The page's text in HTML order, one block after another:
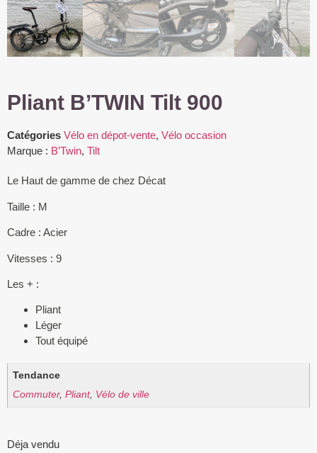
Pliant B’TWIN Tilt 900
Catégories Vélo en dépot-vente, Vélo occasion
Marque : B’Twin, Tilt
Le Haut de gamme de chez Décat
Taille : M
Cadre : Acier
Vitesses : 9
Les + :
Pliant
Léger
Tout équipé
Tendance
Commuter, Pliant, Vélo de ville
Déja vendu